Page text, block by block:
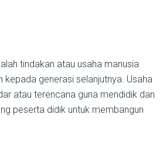
tindakan atau usaha manusia
kepada generasi selanjutnya. Usaha
atau terencana guna mendidik dan
peserta didik untuk membangun